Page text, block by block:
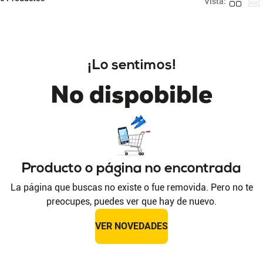
¡Lo sentimos!
No dispobible
Producto o página no encontrada
La página que buscas no existe o fue removida. Pero no te
preocupes, puedes ver que hay de nuevo.
VER NOVEDADES